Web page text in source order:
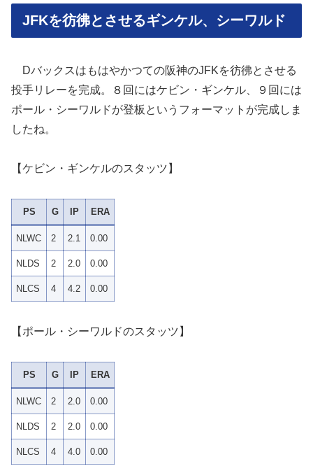
JFKを彷彿とさせるギンケル、シーワルド
Dバックスはもはやかつての阪神のJFKを彷彿とさせる
投手リレーを完成。８回にはケビン・ギンケル、９回には
ポール・シーワルドが登板というフォーマットが完成しま
したね。
【ケビン・ギンケルのスタッツ】
PS G IP ERA
NLWC 2 2.1 0.00
NLDS 2 2.0 0.00
NLCS 4 4.2 0.00
【ポール・シーワルドのスタッツ】
PS G IP ERA
NLWC 2 2.0 0.00
NLDS 2 2.0 0.00
NLCS 4 4.0 0.00